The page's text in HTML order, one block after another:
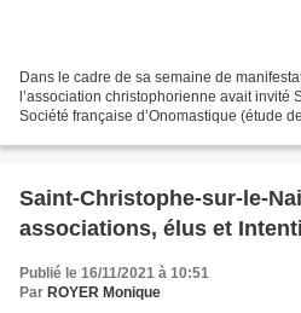
Dans le cadre de sa semaine de
l’association christophorienne avait invité
Société française d’Onomastique (étude
Saint-Christophe-sur-le-
associations, élus et
Publié le 16/11/2021 à 10:51
Par ROYER Monique